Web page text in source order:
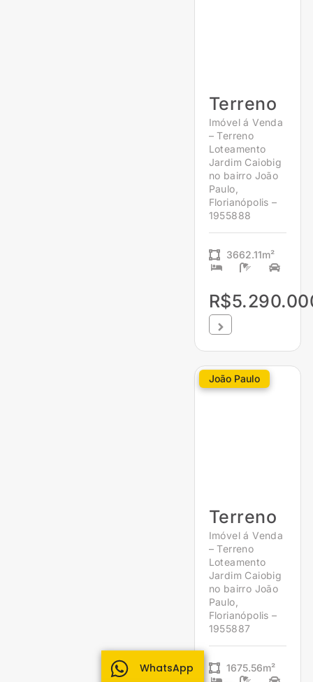
Terreno
Imóvel á Venda
– Terreno
Loteamento
Jardim Caiobig
no bairro João
Paulo,
Florianópolis –
1955888
3662.11m²
João Paulo
Terreno
Imóvel á Venda
– Terreno
Loteamento
Jardim Caiobig
no bairro João
Paulo,
Florianópolis –
1955887
1675.56m²
WhatsApp